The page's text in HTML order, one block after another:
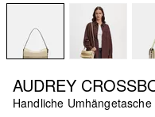
AUDREY
Handliche